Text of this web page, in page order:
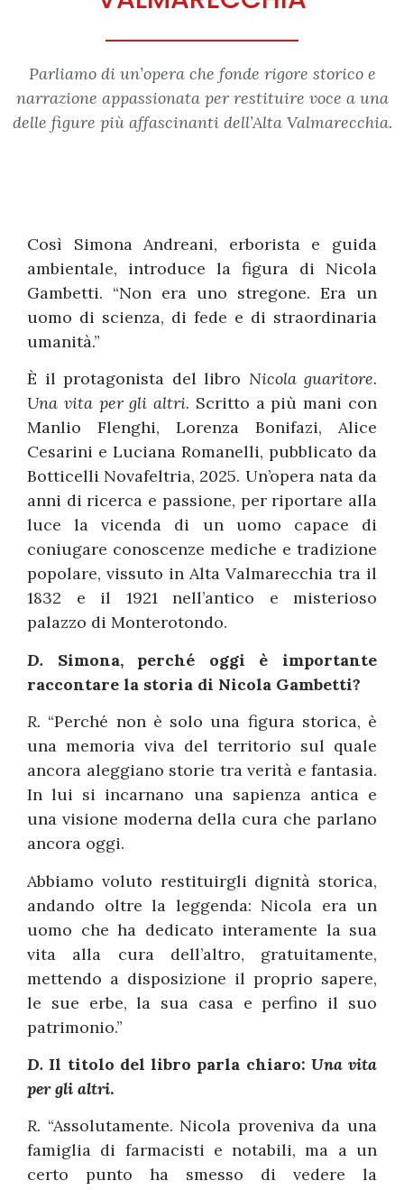
Parliamo di un’opera che fonde rigore storico e
narrazione appassionata per restituire voce a una
delle figure più affascinanti dell’Alta Valmarecchia.
Così Simona Andreani, erborista e guida
ambientale, introduce la figura di Nicola
Gambetti. “Non era uno stregone. Era un
uomo di scienza, di fede e di straordinaria
umanità.”
È il protagonista del libro Nicola guaritore.
Una vita per gli altri. Scritto a più mani con
Manlio Flenghi, Lorenza Bonifazi, Alice
Cesarini e Luciana Romanelli, pubblicato da
Botticelli Novafeltria, 2025. Un’opera nata da
anni di ricerca e passione, per riportare alla
luce la vicenda di un uomo capace di
coniugare conoscenze mediche e tradizione
popolare, vissuto in Alta Valmarecchia tra il
1832 e il 1921 nell’antico e misterioso
palazzo di Monterotondo.
D. Simona, perché oggi è importante
raccontare la storia di Nicola Gambetti?
R. “Perché non è solo una figura storica, è
una memoria viva del territorio sul quale
ancora aleggiano storie tra verità e fantasia.
In lui si incarnano una sapienza antica e
una visione moderna della cura che parlano
ancora oggi.
Abbiamo voluto restituirgli dignità storica,
andando oltre la leggenda: Nicola era un
uomo che ha dedicato interamente la sua
vita alla cura dell’altro, gratuitamente,
mettendo a disposizione il proprio sapere,
le sue erbe, la sua casa e perfino il suo
patrimonio.”
D. Il titolo del libro parla chiaro: Una vita
per gli altri.
R. “Assolutamente. Nicola proveniva da una
famiglia di farmacisti e notabili, ma a un
certo punto ha smesso di vedere la